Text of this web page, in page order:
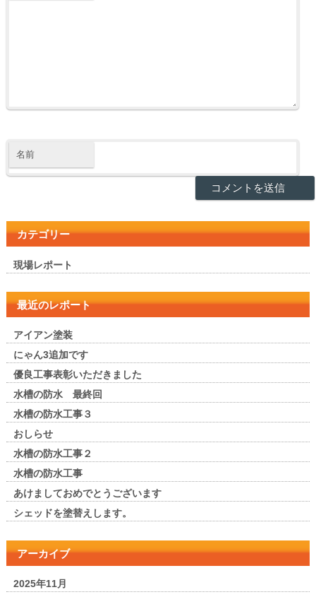
名前
カテゴリー
現場レポート
最近のレポート
アイアン塗装
にゃん3追加です
優良工事表彰いただきました
水槽の防水 最終回
水槽の防水工事３
おしらせ
水槽の防水工事２
水槽の防水工事
あけましておめでとうございます
シェッドを塗替えします。
アーカイブ
2025年11月